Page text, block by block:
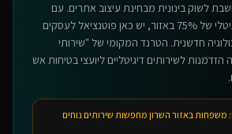
לשוק בינונית מבחינת עיצוב אתרים. עם
מדד אימוץ דיגיטלי של 75% באזור, יש כאן פוטנציאל לעסקים
חדשנית. הטרנד המקומי של "שירותי
הזדמנות לשירותים דיגיטליים ליועצי בטיחות אש
משפחות באזור השרון מחפשות שירותים נוחים